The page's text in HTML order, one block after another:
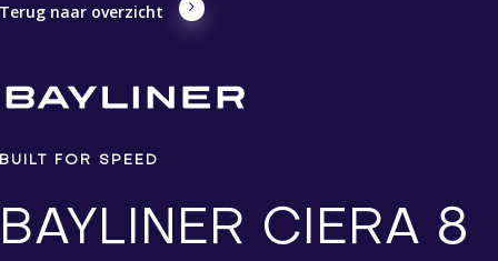
naar overzicht
FOR SPEED
CIERA 8